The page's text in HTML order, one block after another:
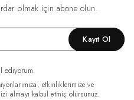
olmak için abone olun.
Kayıt Ol
ediyorum.
etkinliklerimize ve
almayı kabul etmiş olursunuz.